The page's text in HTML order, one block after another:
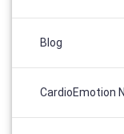
Blog
CardioEmotion